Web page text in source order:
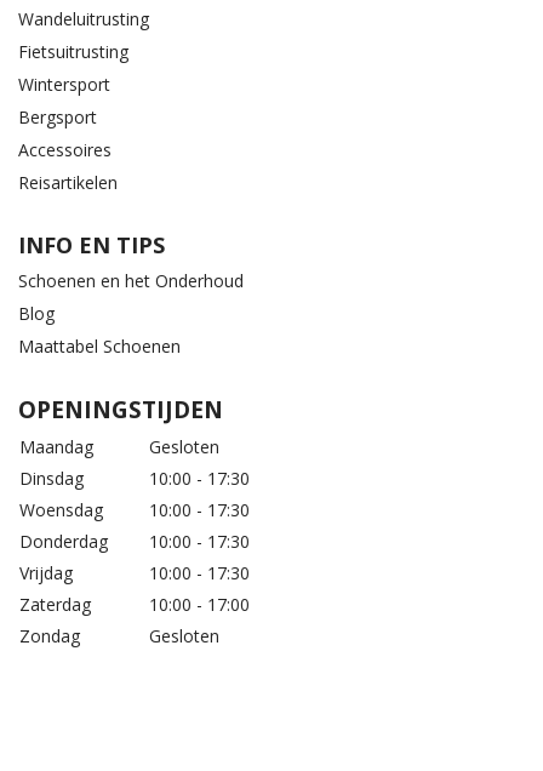
Wandeluitrusting
Fietsuitrusting
Wintersport
Bergsport
Accessoires
Reisartikelen
INFO EN TIPS
Schoenen en het Onderhoud
Blog
Maattabel Schoenen
OPENINGSTIJDEN
Maandag
Gesloten
Dinsdag
10:00 - 17:30
Woensdag
10:00 - 17:30
Donderdag
10:00 - 17:30
Vrijdag
10:00 - 17:30
Zaterdag
10:00 - 17:00
Zondag
Gesloten